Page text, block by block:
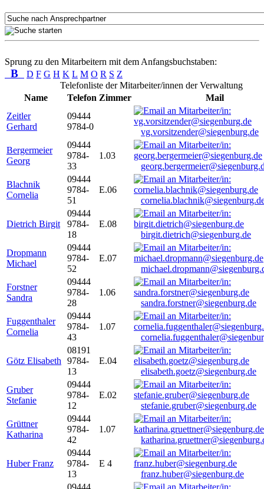
Sprung zu den Mitarbeitern mit dem Anfangsbuchstaben:
B D F G H K L M O R S Z
Telefonliste der Mitarbeiter/innen der Verwaltung
Name
Telefon Zimmer
Mail
Zeitler
Gerhard
09444
9784-0
vg.vorsitzender@siegenburg.de
Bergermeier
Georg
09444
9784-
33
1.03
Blachnik
Cornelia
09444
9784-
51
E.06
Dietrich Birgit
09444
9784-
18
E.08
birgit.dietrich@siegenburg.de
Dropmann
Michael
09444
9784-
52
E.07
Forstner
Sandra
09444
9784-
28
1.06
sandra.forstner@siegenburg.de
Fuggenthaler
Cornelia
09444
9784-
43
1.07
Götz Elisabeth
08191
9784-
13
E.04
elisabeth.goetz@siegenburg.de
Gruber
Stefanie
09444
9784-
12
E.02
stefanie.gruber@siegenburg.de
Grüttner
Katharina
09444
9784-
42
1.07
Huber Franz
09444
9784-
13
E 4
franz.huber@siegenburg.de